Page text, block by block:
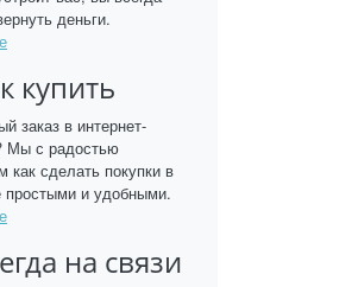
деньги.
купить
заказ в интернет-
Мы с радостью
как сделать покупки в
простыми и удобными.
на связи